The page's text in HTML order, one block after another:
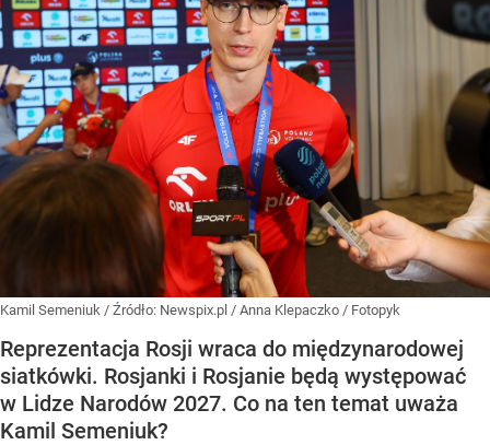
Kamil Semeniuk / Źródło: Newspix.pl / Anna Klepaczko / Fotopyk
Reprezentacja Rosji wraca do międzynarodowej
siatkówki. Rosjanki i Rosjanie będą występować
w Lidze Narodów 2027. Co na ten temat uważa
Kamil Semeniuk?